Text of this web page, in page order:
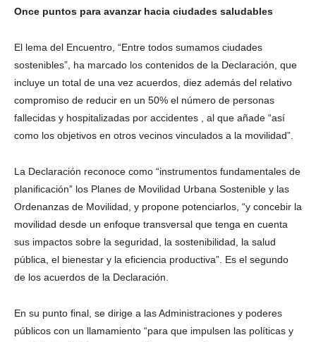
Once puntos para avanzar hacia ciudades saludables
El lema del Encuentro, “Entre todos sumamos ciudades
sostenibles”, ha marcado los contenidos de la Declaración, que
incluye un total de una vez acuerdos, diez además del relativo
compromiso de reducir en un 50% el número de personas
fallecidas y hospitalizadas por accidentes , al que añade “así
como los objetivos en otros vecinos vinculados a la movilidad”.
La Declaración reconoce como “instrumentos fundamentales de
planificación” los Planes de Movilidad Urbana Sostenible y las
Ordenanzas de Movilidad, y propone potenciarlos, “y concebir la
movilidad desde un enfoque transversal que tenga en cuenta
sus impactos sobre la seguridad, la sostenibilidad, la salud
pública, el bienestar y la eficiencia productiva”. Es el segundo
de los acuerdos de la Declaración.
En su punto final, se dirige a las Administraciones y poderes
públicos con un llamamiento “para que impulsen las políticas y